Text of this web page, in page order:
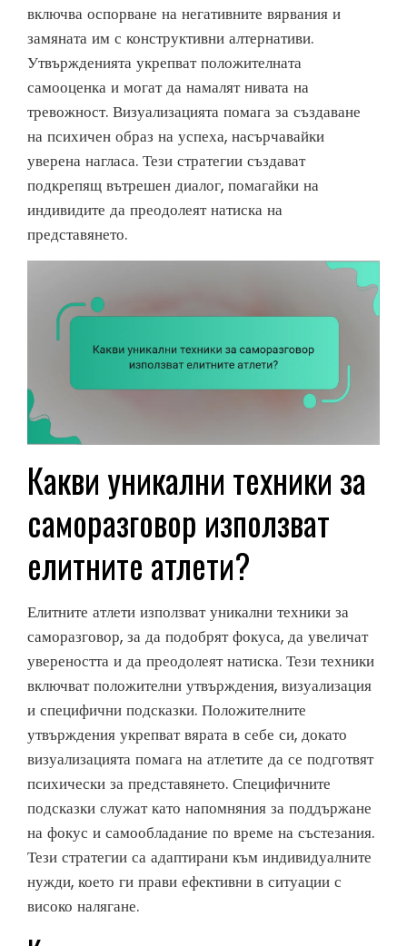
включва оспорване на негативните вярвания и
замяната им с конструктивни алтернативи.
Утвържденията укрепват положителната
самооценка и могат да намалят нивата на
тревожност. Визуализацията помага за създаване
на психичен образ на успеха, насърчавайки
уверена нагласа. Тези стратегии създават
подкрепящ вътрешен диалог, помагайки на
индивидите да преодолеят натиска на
представянето.
Какви уникални техники за
саморазговор използват
елитните атлети?
Елитните атлети използват уникални техники за
саморазговор, за да подобрят фокуса, да увеличат
увереността и да преодолеят натиска. Тези техники
включват положителни утвърждения, визуализация
и специфични подсказки. Положителните
утвърждения укрепват вярата в себе си, докато
визуализацията помага на атлетите да се подготвят
психически за представянето. Специфичните
подсказки служат като напомняния за поддържане
на фокус и самообладание по време на състезания.
Тези стратегии са адаптирани към индивидуалните
нужди, което ги прави ефективни в ситуации с
високо налягане.